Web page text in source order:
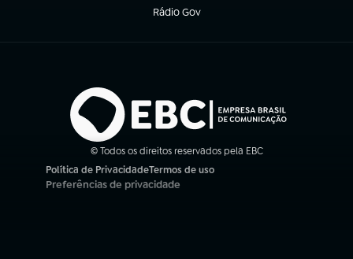
Rádio Gov
(abre em nova aba)
© Todos os direitos reservados pela EBC
Política de Privacidade
(abre em nova aba)
Termos de uso
(abre em nova aba)
Preferências de privacidade